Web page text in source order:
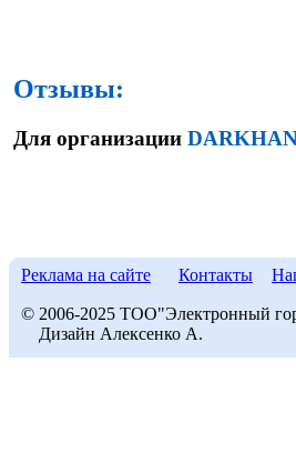
Отзывы:
Для организации
Реклама на сайте Контакты
© 2006-2025 ТОО"Электронный
Дизайн Алексенко А.